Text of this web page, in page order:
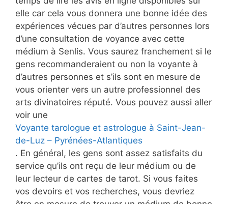
elle car cela vous donnera une bonne idée des
expériences vécues par d’autres personnes lors
d’une consultation de voyance avec cette
médium à Senlis. Vous saurez franchement si le
gens recommanderaient ou non la voyante à
d’autres personnes et s’ils sont en mesure de
vous orienter vers un autre professionnel des
arts divinatoires réputé. Vous pouvez aussi aller
voir une
Voyante tarologue et astrologue à Saint-Jean-
de-Luz – Pyrénées-Atlantiques
. En général, les gens sont assez satisfaits du
service qu’ils ont reçu de leur médium ou de
leur lecteur de cartes de tarot. Si vous faites
vos devoirs et vos recherches, vous devriez